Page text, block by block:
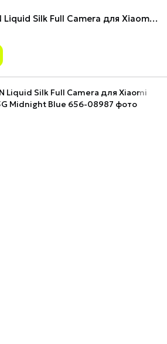
Чохол TPU GETMAN Liquid Silk Full Camera для Xiaomi Redmi Note 15 Pro+ 5G Lavender